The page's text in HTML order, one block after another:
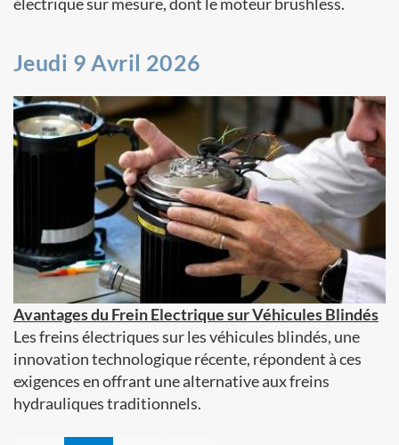
Jeudi 9 Avril 2026
Avantages du Frein Electrique sur Véhicules Blindés
Les freins électriques sur les véhicules blindés, une
innovation technologique récente, répondent à ces
exigences en offrant une alternative aux freins
hydrauliques traditionnels.